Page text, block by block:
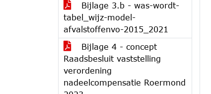
Bijlage 3.b - was-wordt-
tabel_wijz-model-
afvalstoffenvo-2015_2021
Bijlage 4 - concept
Raadsbesluit vaststelling
verordening
nadeelcompensatie Roermond